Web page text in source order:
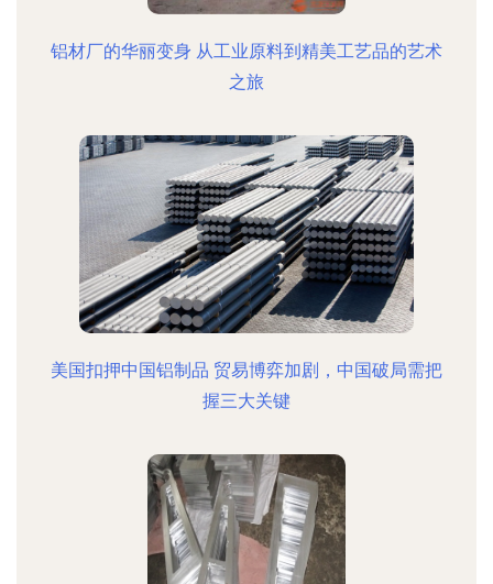
铝材厂的华丽变身 从工业原料到精美工艺品的艺术
之旅
美国扣押中国铝制品 贸易博弈加剧，中国破局需把
握三大关键